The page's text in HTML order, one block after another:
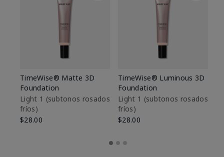
TimeWise® Matte 3D
Foundation
Light 1​ (subtonos rosados
fríos)
$28.00
TimeWise® Luminous 3D
Foundation
Light 1​ (subtonos rosados
fríos)
$28.00